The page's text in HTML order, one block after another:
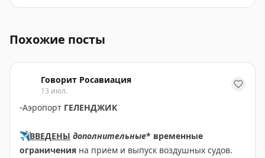
Похожие посты
Говорит Росавиация
13 июл.
▫️Аэропорт ГЕЛЕНДЖИК
✈️ВВЕДЕНЫ дополнительные* временные
ограничения на прием и выпуск воздушных судов.